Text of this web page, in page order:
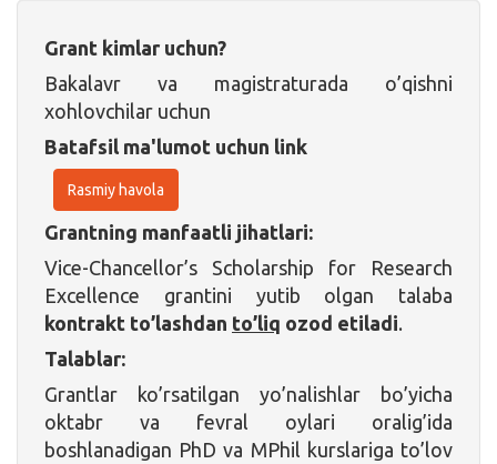
Grant kimlar uchun?
Bakalavr va magistraturada o’qishni
xohlovchilar uchun
Batafsil ma'lumot uchun link
Rasmiy havola
Grantning manfaatli jihatlari:
Vice-Chancellor’s Scholarship for Research
Excellence grantini yutib olgan talaba
kontrakt to’lashdan to’liq ozod etiladi.
Talablar:
Grantlar ko’rsatilgan yo’nalishlar bo’yicha
oktabr va fevral oylari oralig’ida
boshlanadigan PhD va MPhil kurslariga to’lov